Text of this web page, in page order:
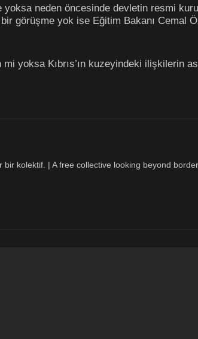
yoksa neden öncesinde devletin resmi
bir görüşme yok ise Eğitim Bakanı
yoksa Kıbrıs’ın kuzeyindeki ilişkilerin
bir kolektif. | A free collective looking beyond